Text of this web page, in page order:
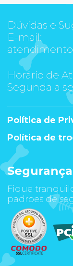
Dúvidas e
E-mail:
Horário de
Segunda a
Política de
Política de
Segurança
Fique
padrões de